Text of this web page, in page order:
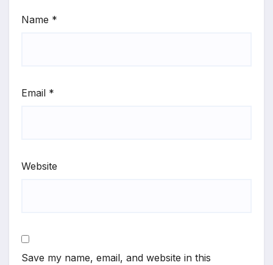
Name *
Email *
Website
Save my name, email, and website in this